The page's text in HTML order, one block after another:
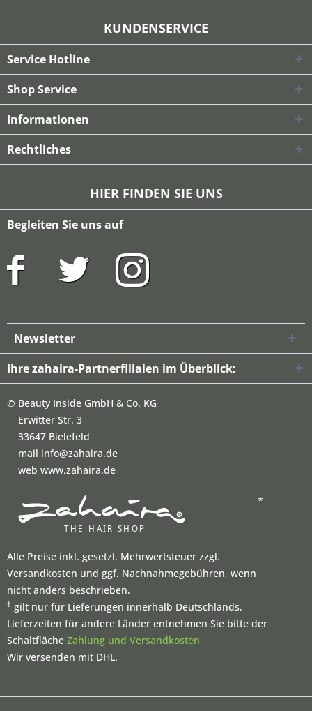
KUNDENSERVICE
Service Hotline
Shop Service
Informationen
Rechtliches
HIER FINDEN SIE UNS
Begleiten Sie uns auf
Newsletter
Ihre zahaira-Partnerfilialen im Überblick:
© Beauty Inside GmbH & Co. KG
Erwitter Str. 3
33647 Bielefeld
mail info@zahaira.de
web www.zahaira.de
*
Alle Preise inkl. gesetzl. Mehrwertsteuer zzgl.
Versandkosten und ggf. Nachnahmegebühren, wenn
nicht anders beschrieben.
† gilt nur für Lieferungen innerhalb Deutschlands,
Lieferzeiten für andere Länder entnehmen Sie bitte der
Schaltfläche Zahlung und Versandkosten
Wir versenden mit DHL.